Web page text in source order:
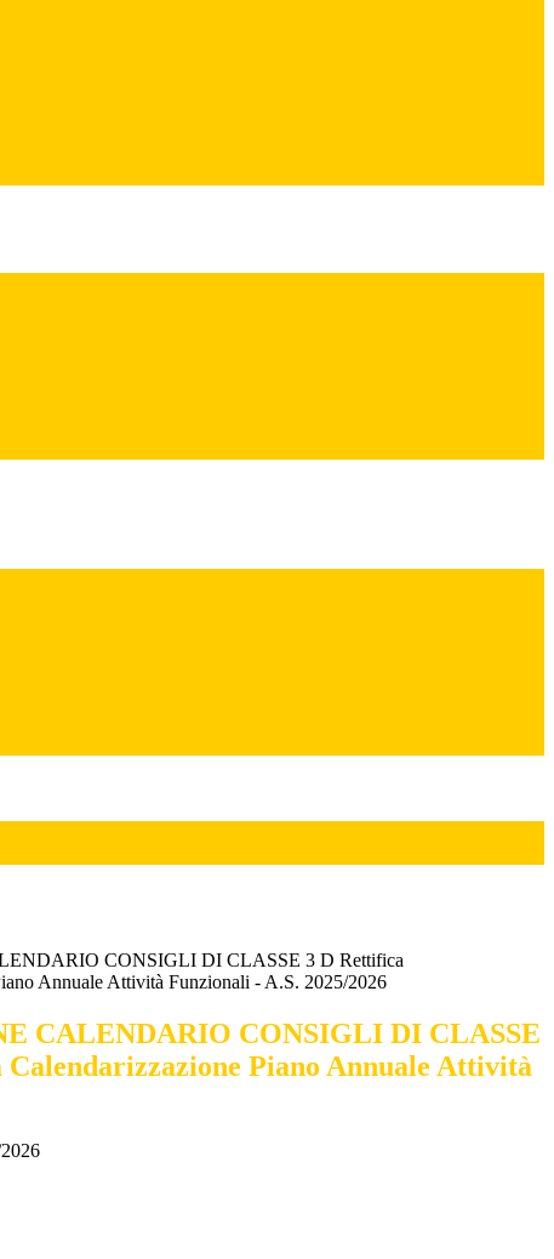
CONSIGLI DI CLASSE 3 D Rettifica
Annuale Attività Funzionali - A.S. 2025/2026
CALENDARIO CONSIGLI DI CLASSE
Calendarizzazione Piano Annuale Attività